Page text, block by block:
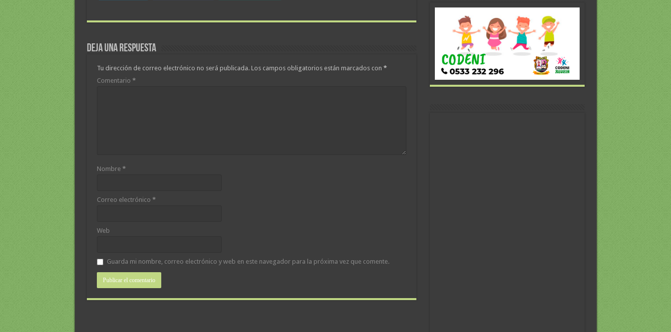
Deja una respuesta
Tu dirección de correo electrónico no será publicada. Los campos obligatorios están marcados con *
Comentario *
Nombre *
Correo electrónico *
Web
Guarda mi nombre, correo electrónico y web en este navegador para la próxima vez que comente.